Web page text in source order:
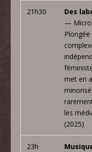
21h30
Des
—
met en
les
(2025)
23h